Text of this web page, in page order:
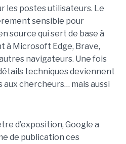
les postes utilisateurs. Le
sensible pour
source qui sert de base à
à Microsoft Edge, Brave,
navigateurs. Une fois
techniques deviennent
chercheurs… mais aussi
d’exposition, Google a
de publication ces